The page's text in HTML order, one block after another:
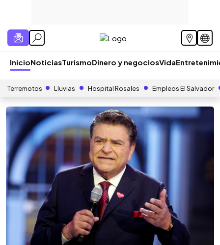
InicioNoticiasTurismoDinero y negociosVida
Terremotos Lluvias Hospital Rosales Empleos El Salvador